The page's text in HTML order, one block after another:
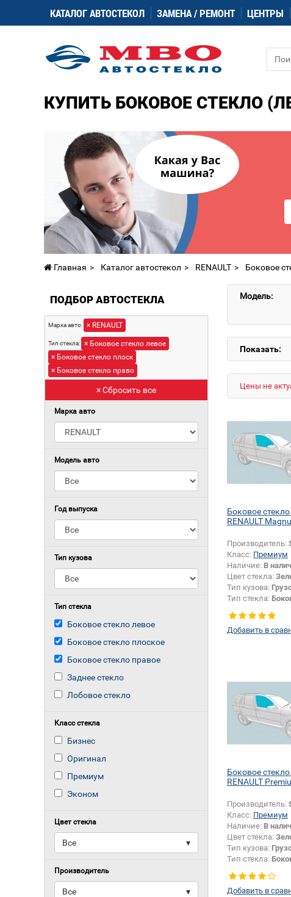
КАТАЛОГ АВТОСТЕКОЛ ЗАМЕНА / РЕМОНТ ЦЕНТРЫ
КУПИТЬ БОКОВОЕ СТЕКЛО
Главная Каталог автостекол RENAULT Боковое
ПОДБОР АВТОСТЕКЛА
Марка авто: × RENAULT
Тип стекла:
× Боковое стекло левое
× Боковое стекло плоск
× Боковое стекло право
× Сбросить все
Марка авто
Модель авто
Год выпуска
Тип кузова
Тип стекла
Боковое стекло левое
Боковое стекло плоское
Боковое стекло правое
Заднее стекло
Лобовое стекло
Класс стекла
Бизнес
Оригинал
Премиум
Эконом
Цвет стекла
▾
Все
Производитель
▾
Все
Модель:
Показать:
Цены не
Боковое
RENAULT
Производитель:
Класс: Премиум
Наличие: В
Цвет стекла:
Тип кузова:
Тип стекла:
плоское
Добавить в
Боковое
RENAULT
Производитель:
Класс: Премиум
Наличие: В
Цвет стекла:
Тип кузова:
Тип стекла:
правое
Добавить в